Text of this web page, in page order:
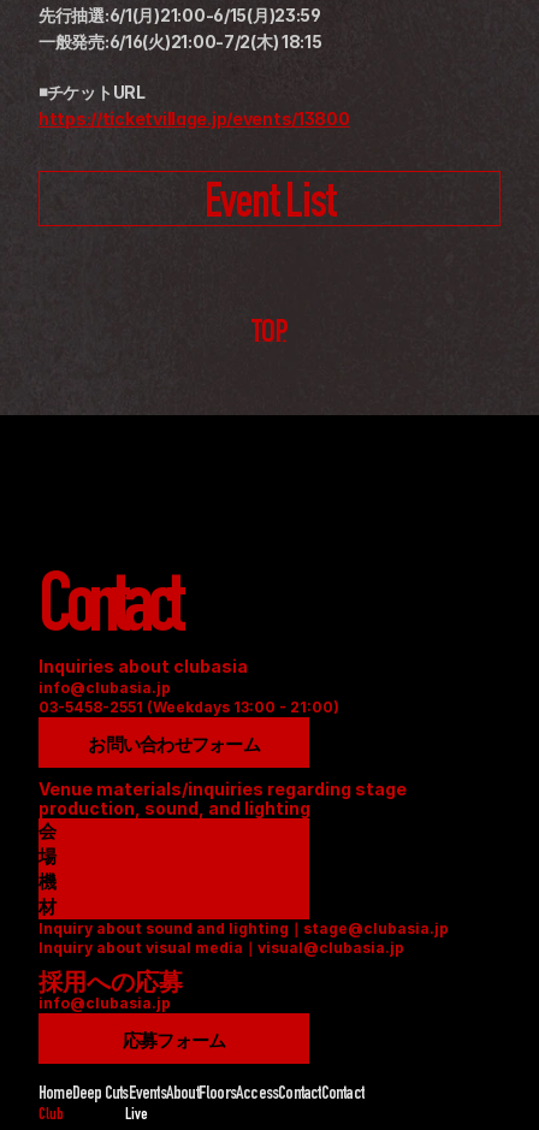
先行抽選:6/1(月)21:00-6/15(月)23:59
一般発売:6/16(火)21:00-7/2(木) 18:15
◾チケットURL
https://ticketvillage.jp/events/13800
Event List
TOP
Contact
Inquiries about clubasia
info@clubasia.jp
03-5458-2551 (Weekdays 13:00 - 21:00)
お問い合わせフォーム
Venue materials/inquiries regarding stage
production, sound, and lighting
会
場
資
料
(
P
D
F
機
材
リ
ス
ト
(
D
F
)
Inquiry about sound and lighting｜stage@clubasia.jp
Inquiry about visual media｜visual@clubasia.jp
採用への応募
info@clubasia.jp
応募フォーム
HomeDeep CutsEventsAboutFloorsAccessContactContact
Club Live